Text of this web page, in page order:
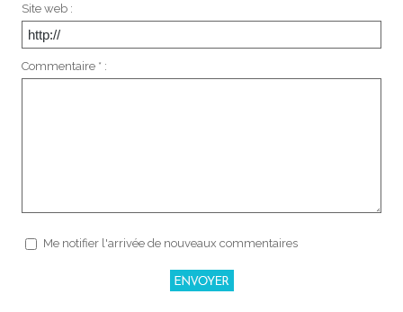
Site web :
Commentaire * :
Me notifier l'arrivée de nouveaux commentaires